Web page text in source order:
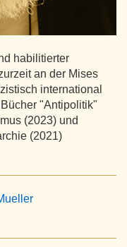
habilitierter
an der Mises
international
"Antipolitik"
(2023) und
(2021)